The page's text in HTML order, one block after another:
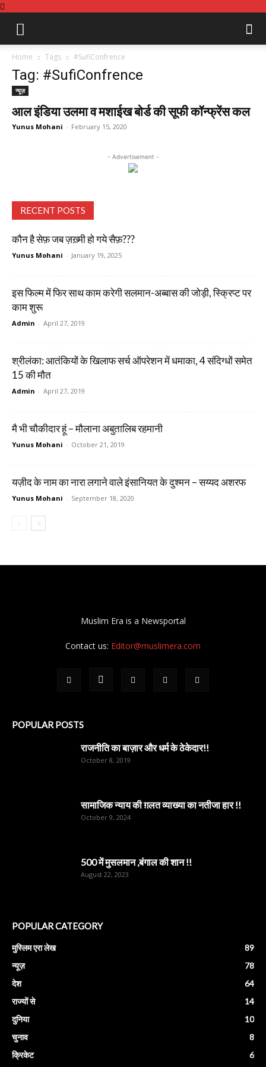
Home Tags #SufiConfrence
Tag: #SufiConfrence
न्यूज़
आल इंडिया उलमा व मशाईख बोर्ड की सूफी कॉन्फ्रेंस कल
Yunus Mohani - February 15, 2020
- Advertisement -
RECENT POSTS
कौन है सेफ़ जब ज़ख़्मी हो गये सैफ़???
Yunus Mohani - January 19, 2025
इस फिल्म में फिर साथ काम करेगी सलमान-अब्बास की जोड़ी, स्क्रिप्ट पर
काम शुरू
Admin - April 27, 2019
श्रीलंका: आतंकियों के खिलाफ सर्च ऑपरेशन में धमाका, 4 संदिग्धों समेत
15 की मौत
Admin - April 27, 2019
मै भी चौकीदार हूं – मौलाना अबुतालिब रहमानी
Yunus Mohani - October 21, 2019
यज़ीद के नाम का नारा लगाने वाले इंसानियत के दुश्मन – सय्यद अशरफ
Yunus Mohani - September 18, 2020
Muslim Era is a Newsportal
Contact us: Editor@muslimera.com
POPULAR POSTS
राजनीति का बाज़ार और धर्म के ठेकेदार!!
October 8, 2019
सामाजिक न्याय की ग़लत व्याख्या का नतीजा हार !!
October 9, 2024
500 में मुसलमान ,बंगाल की शान !!
August 22, 2023
POPULAR CATEGORY
मुस्लिम एरा लेख
89
न्यूज़
78
देश
64
राज्यों से
14
दुनिया
10
चुनाव
8
क्रिकेट
6